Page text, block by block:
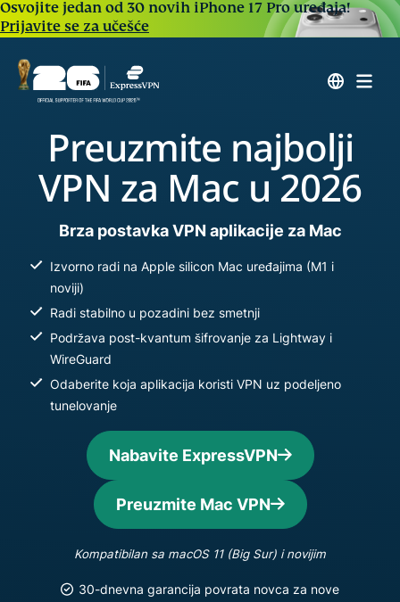
Osvojite jedan od 30 novih iPhone 17 Pro uređaja!
Prijavite se za učešće
Preuzmite najbolji
VPN za Mac u 2026
Brza postavka VPN aplikacije za Mac
Izvorno radi na Apple silicon Mac uređajima (M1 i
noviji)
Radi stabilno u pozadini bez smetnji
Podržava post-kvantum šifrovanje za Lightway i
WireGuard
Odaberite koja aplikacija koristi VPN uz podeljeno
tunelovanje
Nabavite ExpressVPN
Preuzmite Mac VPN
Kompatibilan sa macOS 11 (Big Sur) i novijim
30-dnevna garancija povrata novca za nove